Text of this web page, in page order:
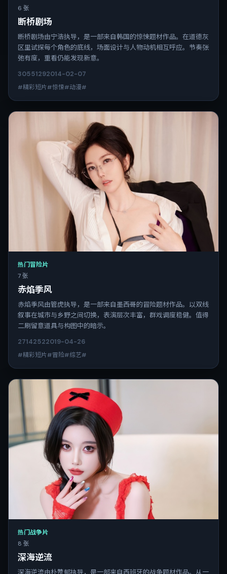
6 张
断桥剧场
断桥剧场由宁浩执导，是一部来自韩国的惊悚题材作品。在道德灰
区里试探每个角色的底线，场面设计与人物动机相互呼应。节奏张
弛有度，重看仍能发现新意。
30551292014-02-07
#精彩短片#惊悚#动漫#
热门冒险片
7 张
赤焰季风
赤焰季风由管虎执导，是一部来自墨西哥的冒险题材作品。以双线
叙事在城市与乡野之间切换，表演层次丰富，群戏调度稳健。值得
二刷留意道具与构图中的暗示。
27142522019-04-26
#精彩短片#冒险#综艺#
热门战争片
8 张
深海逆流
深海逆流由朴赞郁执导，是一部来自西班牙的战争题材作品。从一